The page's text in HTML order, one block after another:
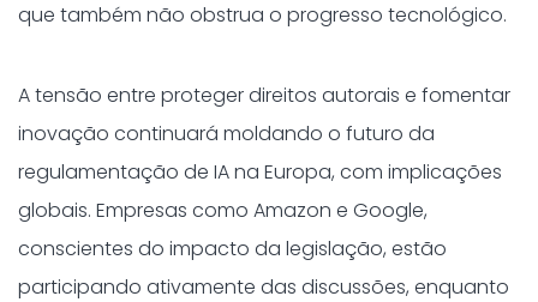
que também não obstrua o progresso tecnológico.
A tensão entre proteger direitos autorais e fomentar
inovação continuará moldando o futuro da
regulamentação de IA na Europa, com implicações
globais. Empresas como Amazon e Google,
conscientes do impacto da legislação, estão
participando ativamente das discussões, enquanto